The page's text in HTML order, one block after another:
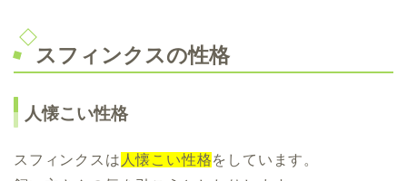
スフィンクスの性格
人懐こい性格
スフィンクスは 人懐こい性格をしています。